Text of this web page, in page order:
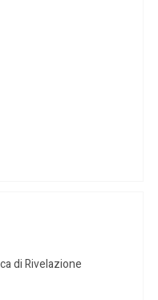
di Rivelazione